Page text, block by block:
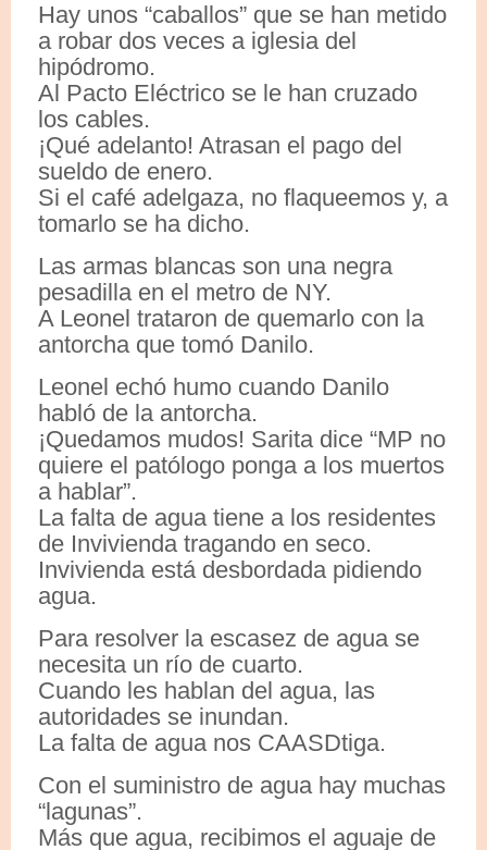
Hay unos “caballos” que se han metido
a robar dos veces a iglesia del
hipódromo.
Al Pacto Eléctrico se le han cruzado
los cables.
¡Qué adelanto! Atrasan el pago del
sueldo de enero.
Si el café adelgaza, no flaqueemos y, a
tomarlo se ha dicho.
Las armas blancas son una negra
pesadilla en el metro de NY.
A Leonel trataron de quemarlo con la
antorcha que tomó Danilo.
Leonel echó humo cuando Danilo
habló de la antorcha.
¡Quedamos mudos! Sarita dice “MP no
quiere el patólogo ponga a los muertos
a hablar”.
La falta de agua tiene a los residentes
de Invivienda tragando en seco.
Invivienda está desbordada pidiendo
agua.
Para resolver la escasez de agua se
necesita un río de cuarto.
Cuando les hablan del agua, las
autoridades se inundan.
La falta de agua nos CAASDtiga.
Con el suministro de agua hay muchas
“lagunas”.
Más que agua, recibimos el aguaje de